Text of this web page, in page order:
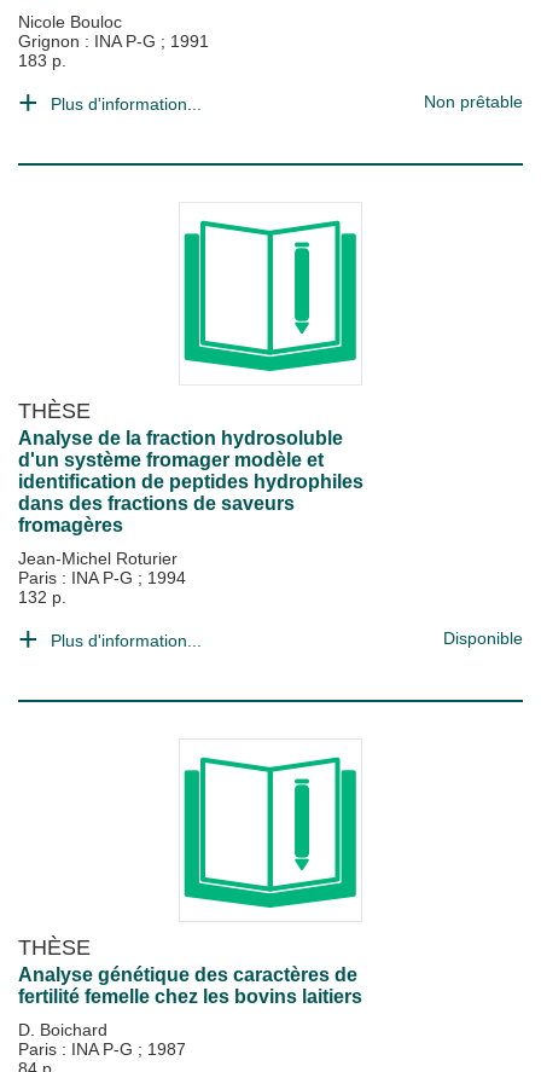
Nicole Bouloc
Grignon : INA P-G ; 1991
183 p.
Plus d'information... Non prêtable
THÈSE
Analyse de la fraction hydrosoluble
d'un système fromager modèle et
identification de peptides hydrophiles
dans des fractions de saveurs
fromagères
Jean-Michel Roturier
Paris : INA P-G ; 1994
132 p.
Plus d'information... Disponible
THÈSE
Analyse génétique des caractères de
fertilité femelle chez les bovins laitiers
D. Boichard
Paris : INA P-G ; 1987